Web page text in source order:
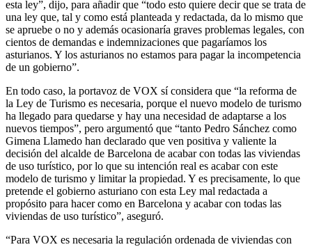
esta ley”, dijo, para añadir que “todo esto quiere decir que se trata de
una ley que, tal y como está planteada y redactada, da lo mismo que
se apruebe o no y además ocasionaría graves problemas legales, con
cientos de demandas e indemnizaciones que pagaríamos los
asturianos. Y los asturianos no estamos para pagar la incompetencia
de un gobierno”.
En todo caso, la portavoz de VOX sí considera que “la reforma de
la Ley de Turismo es necesaria, porque el nuevo modelo de turismo
ha llegado para quedarse y hay una necesidad de adaptarse a los
nuevos tiempos”, pero argumentó que “tanto Pedro Sánchez como
Gimena Llamedo han declarado que ven positiva y valiente la
decisión del alcalde de Barcelona de acabar con todas las viviendas
de uso turístico, por lo que su intención real es acabar con este
modelo de turismo y limitar la propiedad. Y es precisamente, lo que
pretende el gobierno asturiano con esta Ley mal redactada a
propósito para hacer como en Barcelona y acabar con todas las
viviendas de uso turístico”, aseguró.
“Para VOX es necesaria la regulación ordenada de viviendas con